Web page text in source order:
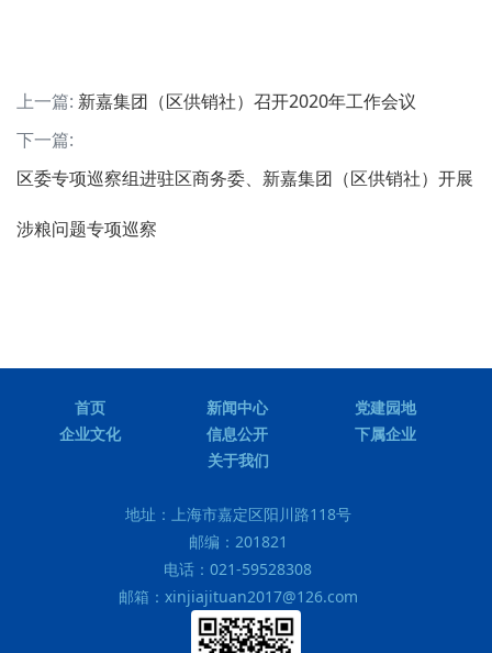
上一篇: 新嘉集团（区供销社）召开2020年工作会议
下一篇:
区委专项巡察组进驻区商务委、新嘉集团（区供销社）开展
涉粮问题专项巡察
首页 新闻中心
党建园地
企业文化
信息公开
下属企业
关于我们
地址： 上海市嘉定区阳川路118号
邮编： 201821
电话： 021-59528308
邮箱： xinjiajituan2017@126.com